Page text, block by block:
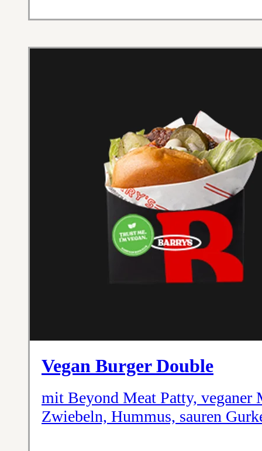
Vegan Burger Double
mit Beyond Meat Patty, veganer
Zwiebeln, Hummus, sauren